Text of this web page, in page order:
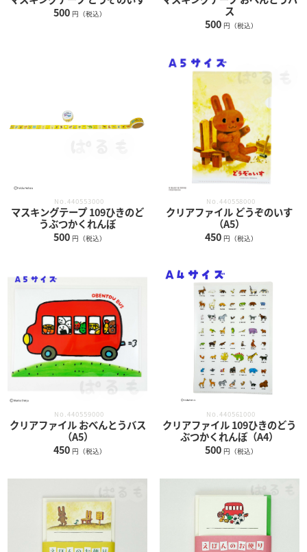
500 円（税込）
ス
500 円（税込）
No.440553000
マスキングテープ 109ひきのど
うぶつかくれんぼ
500 円（税込）
No.440558000
クリアファイル どうぞのいす
（A5）
450 円（税込）
No.440559000
クリアファイル おべんとうバス
（A5）
450 円（税込）
No.440561000
クリアファイル 109ひきのどう
ぶつかくれんぼ（A4）
500 円（税込）